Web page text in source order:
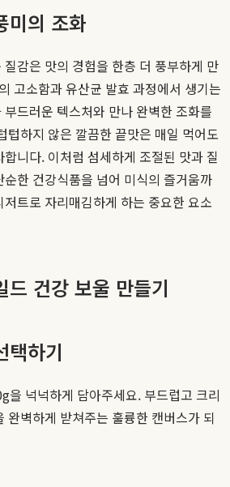
미의 조화
감은 맛의 경험을 한층 더 풍부하게 만
고소함과 유산균 발효 과정에서 생기는
드러운 텍스처와 만나 완벽한 조화를
텁하지 않은 깔끔한 끝맛은 매일 먹어도
니다. 이처럼 섬세하게 조절된 맛과 질
순한 건강식품을 넘어 미식의 즐거움까
트로 자리매김하게 하는 중요한 요소
드 건강 보울 만들기
택하기
을 넉넉하게 담아주세요. 부드럽고 크리
완벽하게 받쳐주는 훌륭한 캔버스가 되